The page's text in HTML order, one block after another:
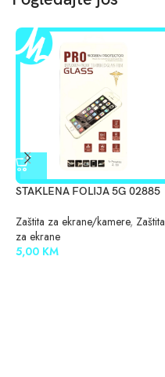
STAKLENA FOLIJA 5G 02885
Zaštita za ekrane/kamere, Zaštita
za ekrane
5,00 KM